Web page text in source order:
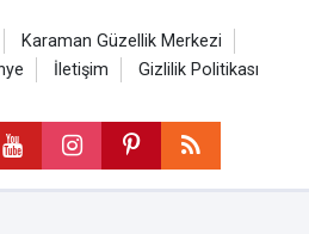
Karaman Güzellik Merkezi
İletişim Gizlilik Politikası